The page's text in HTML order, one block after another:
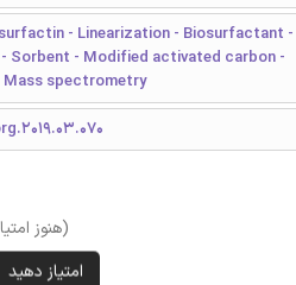
- Linearization - Biosurfactant -
Sorbent - Modified activated carbon -
spectrometry
(هنوز